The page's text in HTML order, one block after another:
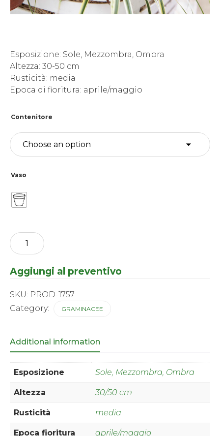
Esposizione: Sole, Mezzombra, Ombra
Altezza: 30-50 cm
Rusticità: media
Epoca di fioritura: aprile/maggio
Contenitore
Vaso
Carex
-
morrowii
®
Aggiungi al preventivo
SKU: PROD-1757
Category:
GRAMINACEE
Additional information
Esposizione Sole, Mezzombra, Ombra
Altezza 30/50 cm
Rusticità media
Epoca fioritura aprile/maggio